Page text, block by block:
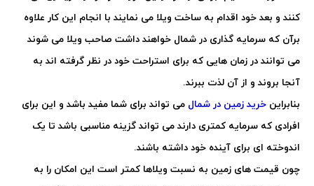
کنند و بعد خود اقدام به ساخت ویلا می نمایند با انجام این کار علاوه
برآن که سرمایه گذاری در شمال خواهند داشت صاحب ویلا می شوند
می توانند در زمان هایی که برای استراحت خود در نظر گرفته اند به
آنجا بروند و از آن لذت ببرند.
بنابراین خرید زمین در شمال می تواند برای شما مفید باشد و این برای
افرادی که سرمایه کمتری دارند می تواند گزینه مناسبی باشد تا یک
اندوخته ای برای آینده خود داشته باشند.
چون قیمت های زمین به نسبت ویلاها کمتر است این امکان را به